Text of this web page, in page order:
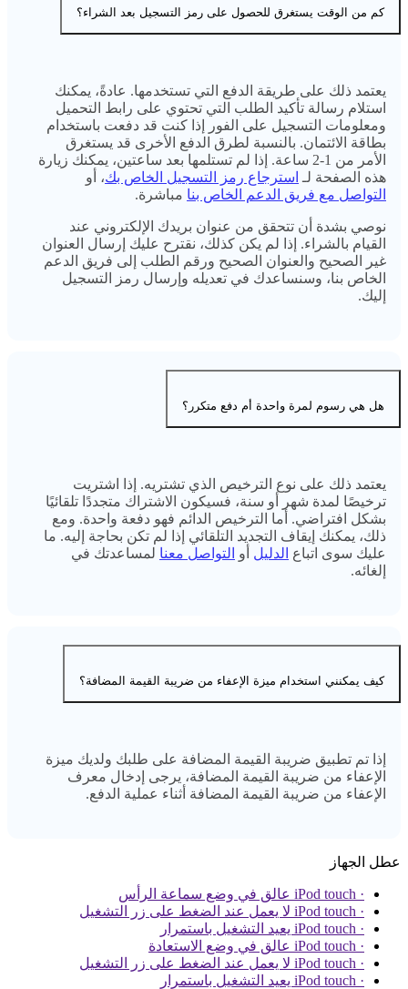
كم من الوقت يستغرق للحصول على رمز التسجيل بعد الشراء؟
يعتمد ذلك على طريقة الدفع التي تستخدمها. عادةً، يمكنك
استلام رسالة تأكيد الطلب التي تحتوي على رابط التحميل
ومعلومات التسجيل على الفور إذا كنت قد دفعت باستخدام
بطاقة الائتمان. بالنسبة لطرق الدفع الأخرى قد يستغرق
الأمر من 1-2 ساعة. إذا لم تستلمها بعد ساعتين، يمكنك زيارة
هذه الصفحة لـ استرجاع رمز التسجيل الخاص بك، أو
التواصل مع فريق الدعم الخاص بنا مباشرة.
نوصي بشدة أن تتحقق من عنوان بريدك الإلكتروني عند
القيام بالشراء. إذا لم يكن كذلك، نقترح عليك إرسال العنوان
غير الصحيح والعنوان الصحيح ورقم الطلب إلى فريق الدعم
الخاص بنا، وسنساعدك في تعديله وإرسال رمز التسجيل
إليك.
هل هي رسوم لمرة واحدة أم دفع متكرر؟
يعتمد ذلك على نوع الترخيص الذي تشتريه. إذا اشتريت
ترخيصًا لمدة شهر أو سنة، فسيكون الاشتراك متجددًا تلقائيًا
بشكل افتراضي. أما الترخيص الدائم فهو دفعة واحدة. ومع
ذلك، يمكنك إيقاف التجديد التلقائي إذا لم تكن بحاجة إليه. ما
عليك سوى اتباع الدليل أو التواصل معنا لمساعدتك في
إلغائه.
كيف يمكنني استخدام ميزة الإعفاء من ضريبة القيمة المضافة؟
إذا تم تطبيق ضريبة القيمة المضافة على طلبك ولديك ميزة
الإعفاء من ضريبة القيمة المضافة، يرجى إدخال معرف
الإعفاء من ضريبة القيمة المضافة أثناء عملية الدفع.
عطل الجهاز
· iPod touch عالق في وضع سماعة الرأس
· iPod touch لا يعمل عند الضغط على زر التشغيل
· iPod touch يعيد التشغيل باستمرار
· iPod touch عالق في وضع الاستعادة
· iPod touch لا يعمل عند الضغط على زر التشغيل
· iPod touch يعيد التشغيل باستمرار